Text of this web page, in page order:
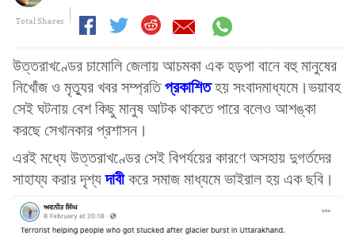
Total Shares
উত্তরাখণ্ডের চামোলি জেলায় আচমকা এক হড়়পা বানে বহু মানুষের
নিখোঁজ ও মৃত্যুর খবর সম্প্রতিপ্রকাশিতহয় সংবাদমাধ্যমে।ভয়াবহ
সেই ঘটনায় বেশ কিছু মানুষ আটক থাকতে পারে বলেও আশঙ্কা
করছে সেখানকার প্রশাসন।
এরই মধ্যে উত্তরাখণ্ডের সেই বিপর্যয়ের কারণে অসহায় দুগর্তদের
সাহায্য করার দৃশ্যদাবীকরে সমাজ মাধ্যমে ভাইরাল হয় এক ছবি।